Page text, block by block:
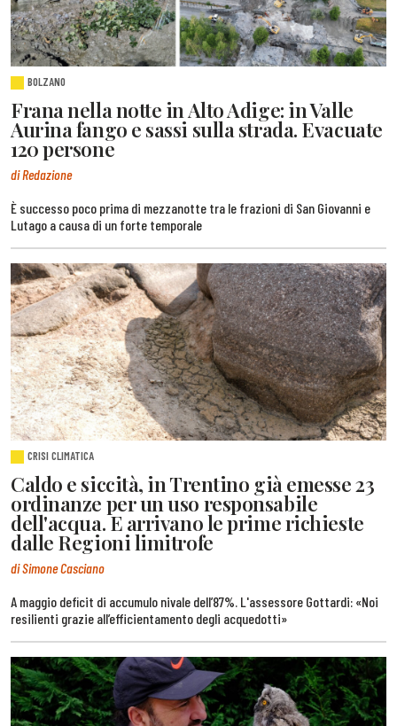
BOLZANO
Frana nella notte in Alto Adige: in Valle
Aurina fango e sassi sulla strada. Evacuate
120 persone
di Redazione
È successo poco prima di mezzanotte tra le frazioni di San Giovanni e
Lutago a causa di un forte temporale
CRISI CLIMATICA
Caldo e siccità, in Trentino già emesse 23
ordinanze per un uso responsabile
dell'acqua. E arrivano le prime richieste
dalle Regioni limitrofe
di Simone Casciano
A maggio deficit di accumulo nivale dell’87%. L'assessore Gottardi: «Noi
resilienti grazie all’efficientamento degli acquedotti»